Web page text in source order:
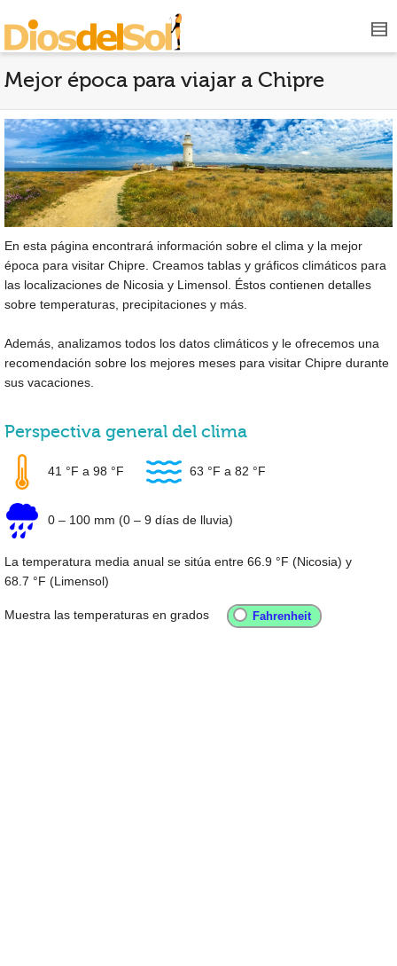
Mejor época para viajar a Chipre
En esta página encontrará información sobre el clima y la mejor
época para visitar Chipre. Creamos tablas y gráficos climáticos para
las localizaciones de Nicosia y Limensol. Éstos contienen detalles
sobre temperaturas, precipitaciones y más.
Además, analizamos todos los datos climáticos y le ofrecemos una
recomendación sobre los mejores meses para visitar Chipre durante
sus vacaciones.
Perspectiva general del clima
41 °F a 98 °F 63 °F a 82 °F
0 – 100 mm (0 – 9 días de lluvia)
La temperatura media anual se sitúa entre 66.9 °F (Nicosia) y
68.7 °F (Limensol)
Muestra las temperaturas en grados